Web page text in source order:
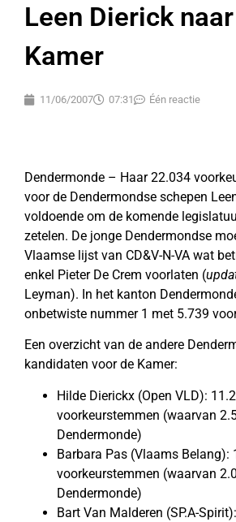
Leen Dierick
Kamer
11/06/2007 07:31 Één reactie
Dendermonde – Haar 22.034
voor de Dendermondse schepen
voldoende om de komende
zetelen. De jonge Dendermondse
Vlaamse lijst van CD&V-N-VA wat
enkel Pieter De Crem voorlaten (
Leyman). In het kanton
onbetwiste nummer 1 met 5.739
Een overzicht van de andere
kandidaten voor de Kamer:
Hilde Dierickx (Open VLD):
voorkeurstemmen (waarvan
Dendermonde)
Barbara Pas (Vlaams Belang):
voorkeurstemmen (waarvan
Dendermonde)
Bart Van Malderen (SP.A-